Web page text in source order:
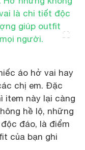
áo hở vai hay
chị em. Đặc
item này lại càng
hề lộ, những
đáo, là điểm
của bạn ghi